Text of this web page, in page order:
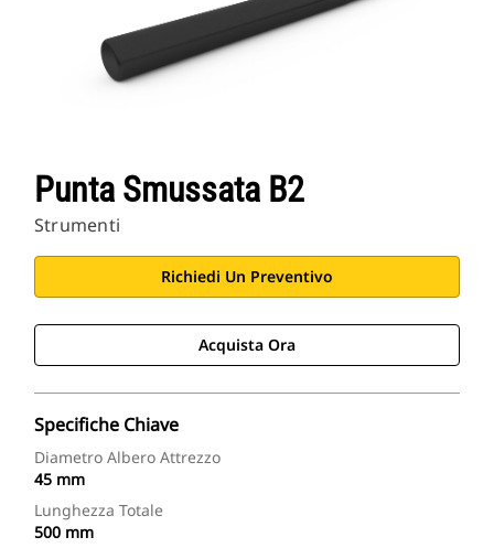
Punta Smussata B2
Strumenti
Richiedi Un Preventivo
Acquista Ora
Specifiche Chiave
Diametro Albero Attrezzo
45 mm
Lunghezza Totale
500 mm